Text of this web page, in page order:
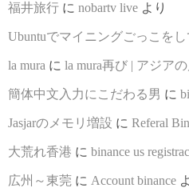
福井旅行 に nobartv live より
Ubuntuでマイニングごっこをし
la mura に la mura再び | アジア
簡体中文入力にこだわる男 に
Jasjarのメモリ増設 に Referal
大荒れ香港 に binance us
広州～東莞 に Account binance